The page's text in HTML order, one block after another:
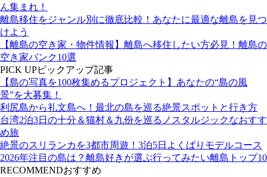
ん集まれ！
離島移住をジャンル別に徹底比較！あなたに最適な離島を見つ
けよう
【離島の空き家・物件情報】離島へ移住したい方必見！離島の
空き家バンク10選
PICK UPピックアップ記事
【島の写真を100枚集めるプロジェクト】あなたの“島の風
景”を大募集！
利尻島から礼文島へ！最北の島を巡る絶景スポットと行き方
台湾2泊3日の十分＆猫村＆九份を巡るノスタルジックなおすす
め旅
絶景のスリランカを3都市周遊！3泊5日よくばりモデルコース
2026年注目の島は？離島好きが選ぶ行ってみたい離島トップ10
RECOMMENDおすすめ